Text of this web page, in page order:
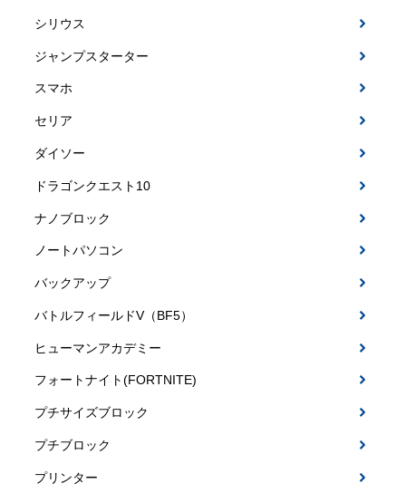
シリウス
ジャンプスターター
スマホ
セリア
ダイソー
ドラゴンクエスト10
ナノブロック
ノートパソコン
バックアップ
バトルフィールドV（BF5）
ヒューマンアカデミー
フォートナイト(FORTNITE)
プチサイズブロック
プチブロック
プリンター